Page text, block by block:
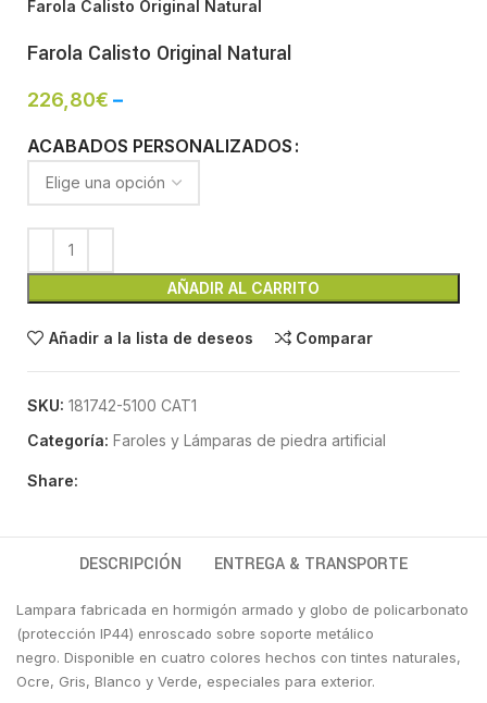
Farola Calisto Original Natural
Farola Calisto Original Natural
226,80€ –
ACABADOS PERSONALIZADOS
AÑADIR AL CARRITO
Añadir a la lista de deseos Comparar
SKU: 181742-5100 CAT1
Categoría: Faroles y Lámparas de piedra artificial
Share:
DESCRIPCIÓN ENTREGA & TRANSPORTE
Lampara fabricada en hormigón armado y globo de policarbonato
(protección IP44) enroscado sobre soporte metálico
negro.Disponible en cuatro colores hechos con tintes naturales,
Ocre, Gris, Blanco y Verde, especiales para exterior.